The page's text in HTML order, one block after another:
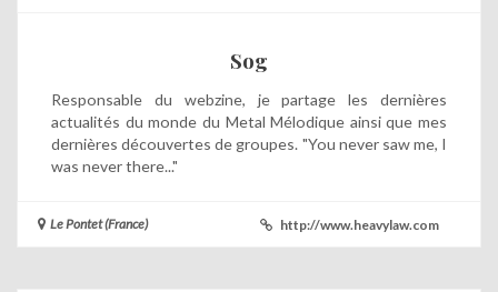
Sog
Responsable du webzine, je partage les dernières
actualités du monde du Metal Mélodique ainsi que mes
dernières découvertes de groupes. "You never saw me, I
was never there..."
Le Pontet (France) http://www.heavylaw.com